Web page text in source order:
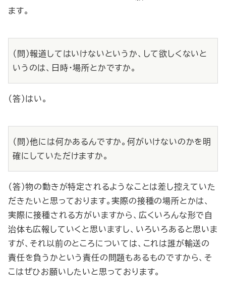
ます。
（問）報道してはいけないというか、して欲しくないと
いうのは、日時・場所とかですか。
（答）はい。
（問）他には何かあるんですか。何がいけないのかを明
確にしていただけますか。
（答）物の動きが特定されるようなことは差し控えていた
だきたいと思っております。実際の接種の場所とかは、
実際に接種される方がいますから、広くいろんな形で自
治体も広報していくと思いますし、いろいろあると思いま
すが、それ以前のところについては、これは誰が輸送の
責任を負うかという責任の問題もあるものですから、そ
こはぜひお願いしたいと思っております。